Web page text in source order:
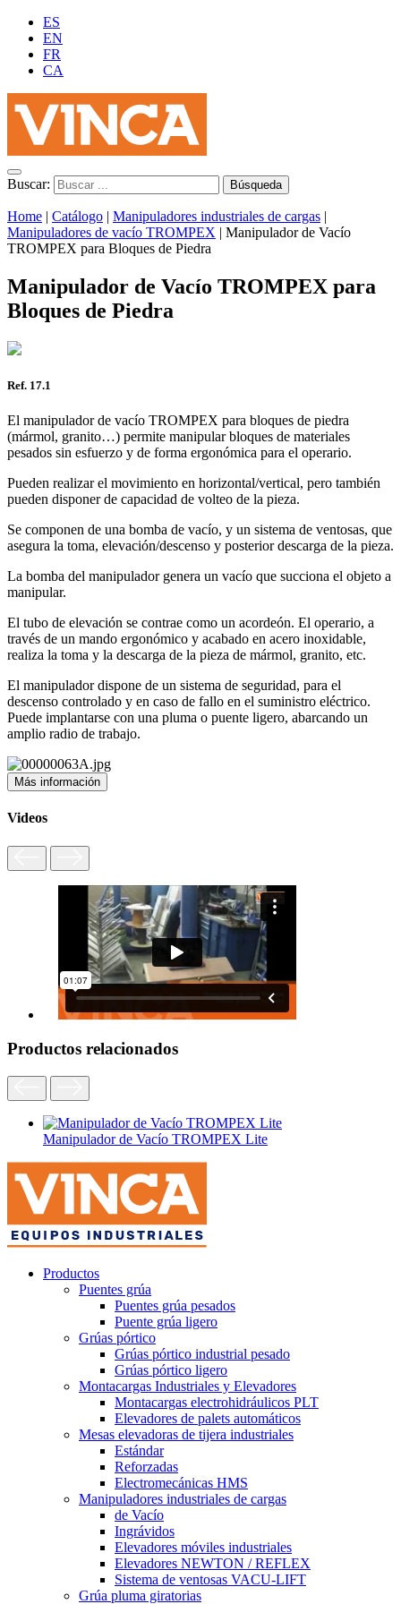
ES
EN
FR
CA
Buscar:
Home | Catálogo | Manipuladores industriales de cargas |
Manipuladores de vacío TROMPEX | Manipulador de Vacío
TROMPEX para Bloques de Piedra
Manipulador de Vacío TROMPEX para
Bloques de Piedra
Ref. 17.1
El manipulador de vacío TROMPEX para bloques de piedra
(mármol, granito…) permite manipular bloques de materiales
pesados sin esfuerzo y de forma ergonómica para el operario.
Pueden realizar el movimiento en horizontal/vertical, pero también
pueden disponer de capacidad de volteo de la pieza.
Se componen de una bomba de vacío, y un sistema de ventosas, que
asegura la toma, elevación/descenso y posterior descarga de la pieza.
La bomba del manipulador genera un vacío que succiona el objeto a
manipular.
El tubo de elevación se contrae como un acordeón. El operario, a
través de un mando ergonómico y acabado en acero inoxidable,
realiza la toma y la descarga de la pieza de mármol, granito, etc.
El manipulador dispone de un sistema de seguridad, para el
descenso controlado y en caso de fallo en el suministro eléctrico.
Puede implantarse con una pluma o puente ligero, abarcando un
amplio radio de trabajo.
Más información
Videos
Productos relacionados
Manipulador de Vacío TROMPEX Lite
Productos
Puentes grúa
Puentes grúa pesados
Puente grúa ligero
Grúas pórtico
Grúas pórtico industrial pesado
Grúas pórtico ligero
Montacargas Industriales y Elevadores
Montacargas electrohidráulicos PLT
Elevadores de palets automáticos
Mesas elevadoras de tijera industriales
Estándar
Reforzadas
Electromecánicas HMS
Manipuladores industriales de cargas
de Vacío
Ingrávidos
Elevadores móviles industriales
Elevadores NEWTON / REFLEX
Sistema de ventosas VACU-LIFT
Grúa pluma giratorias